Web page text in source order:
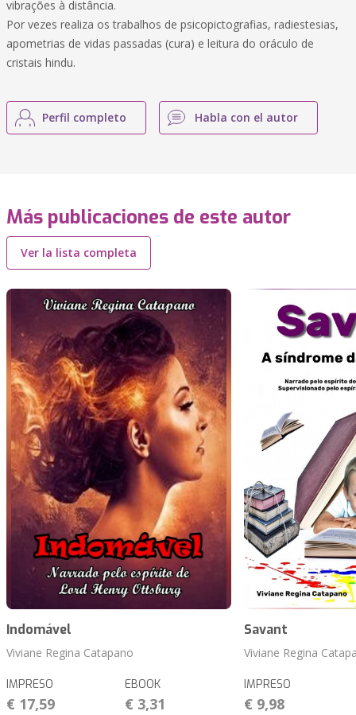
vibrações à distância.
Por vezes realiza os trabalhos de psicopictografias, radiestesias,
apometrias de vidas passadas (cura) e leitura do oráculo de
cristais hindu.
Perfil completo Habla con el autor
Más publicaciones de este autor
Ver la lista completa
Indomável
Viviane Regina Catapano
IMPRESO
€ 17,59
EBOOK
€ 3,31
Savant
Viviane Regina
IMPRESO
€ 9,98